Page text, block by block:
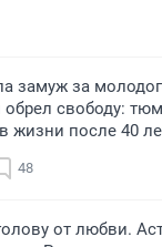
замуж за
обрел свободу:
жизни после 40
48
от любви.